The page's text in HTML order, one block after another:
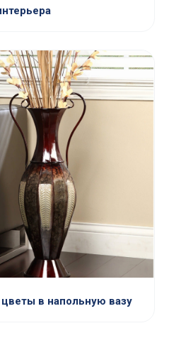
в напольную вазу